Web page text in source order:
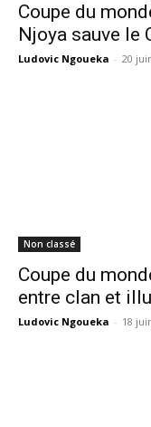
Coupe du
Njoya sauve le
Ludovic Ngoueka - 20
Non classé
Coupe du
entre clan et
Ludovic Ngoueka - 18